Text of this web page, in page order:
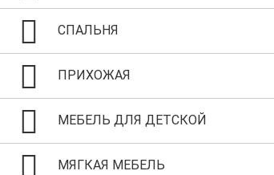
СПАЛЬНЯ
ПРИХОЖАЯ
МЕБЕЛЬ ДЛЯ ДЕТСКОЙ
МЯГКАЯ МЕБЕЛЬ